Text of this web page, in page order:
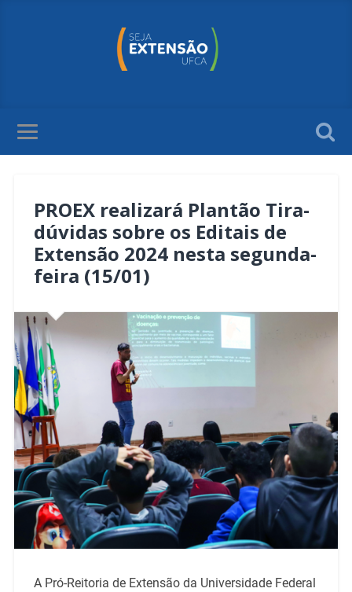
PROEX realizará Plantão Tira-
dúvidas sobre os Editais de
Extensão 2024 nesta segunda-
feira (15/01)
A Pró-Reitoria de Extensão da Universidade Federal